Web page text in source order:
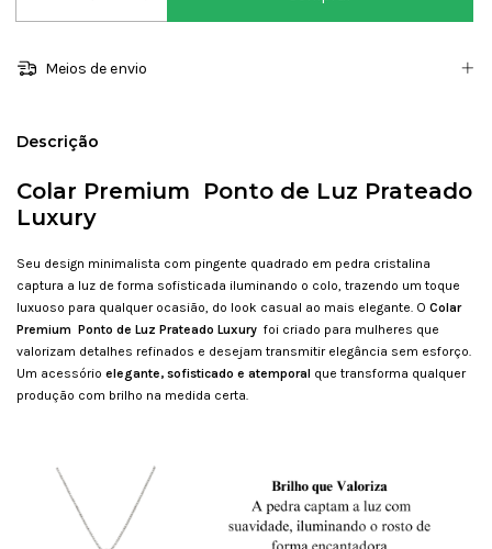
Meios de envio
Descrição
Colar Premium Ponto de Luz Prateado
Luxury
Seu design minimalista com pingente quadrado em pedra cristalina
captura a luz de forma sofisticada iluminando o colo, trazendo um toque
luxuoso para qualquer ocasião, do look casual ao mais elegante. O Colar
Premium Ponto de Luz Prateado Luxury foi criado para mulheres que
valorizam detalhes refinados e desejam transmitir elegância sem esforço.
Um acessório elegante, sofisticado e atemporal que transforma qualquer
produção com brilho na medida certa.